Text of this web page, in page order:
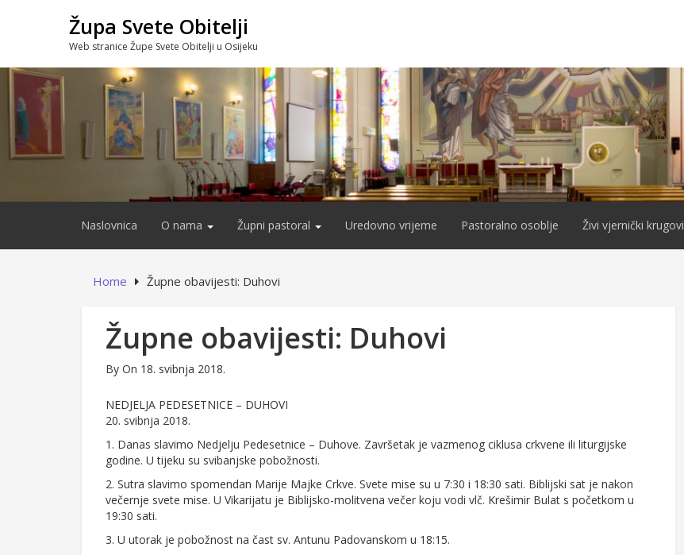
Župa Svete Obitelji
Web stranice Župe Svete Obitelji u Osijeku
Naslovnica O nama Župni pastoral Uredovno vrijeme Pastoralno osoblje Živi vjernički krugovi
Home Župne obavijesti: Duhovi
Župne obavijesti: Duhovi
By On 18. svibnja 2018.
NEDJELJA PEDESETNICE – DUHOVI
20. svibnja 2018.
1. Danas slavimo Nedjelju Pedesetnice – Duhove. Završetak je vazmenog ciklusa crkvene ili liturgijske
godine. U tijeku su svibanjske pobožnosti.
2. Sutra slavimo spomendan Marije Majke Crkve. Svete mise su u 7:30 i 18:30 sati. Biblijski sat je nakon
večernje svete mise. U Vikarijatu je Biblijsko-molitvena večer koju vodi vlč. Krešimir Bulat s početkom u
19:30 sati.
3. U utorak je pobožnost na čast sv. Antunu Padovanskom u 18:15.